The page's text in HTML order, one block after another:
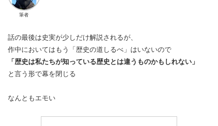
筆者
話の最後は史実が少しだけ解説されるが、
作中においてはもう「歴史の道しるべ」はいないので
「歴史は私たちが知っている歴史とは違うものかもしれない」
と言う形で幕を閉じる
なんともエモい